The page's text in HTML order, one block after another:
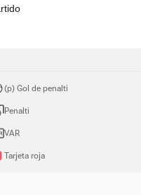
(p) Gol de penalti
Penalti
VAR
Tarjeta roja